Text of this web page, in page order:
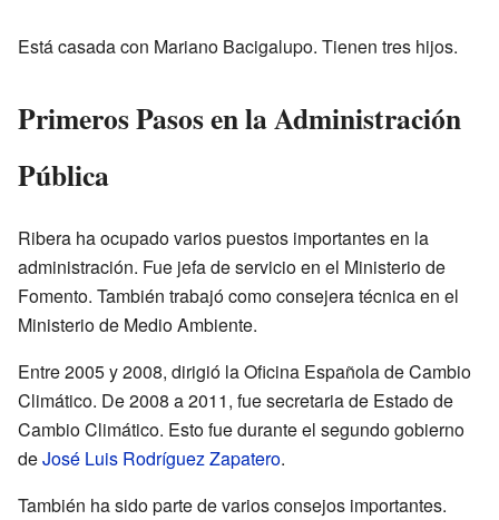
Está casada con Mariano Bacigalupo. Tienen tres hijos.
Primeros Pasos en la Administración
Pública
Ribera ha ocupado varios puestos importantes en la
administración. Fue jefa de servicio en el Ministerio de
Fomento. También trabajó como consejera técnica en el
Ministerio de Medio Ambiente.
Entre 2005 y 2008, dirigió la Oficina Española de Cambio
Climático. De 2008 a 2011, fue secretaria de Estado de
Cambio Climático. Esto fue durante el segundo gobierno
deJosé Luis Rodríguez Zapatero.
También ha sido parte de varios consejos importantes.